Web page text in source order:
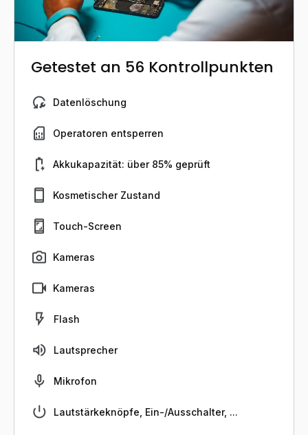
Getestet an 56 Kontrollpunkten
Datenlöschung
Operatoren entsperren
Akkukapazität: über 85% geprüft
Kosmetischer Zustand
Touch-Screen
Kameras
Kameras
Flash
Lautsprecher
Mikrofon
Lautstärkeknöpfe, Ein-/Ausschalter, ...